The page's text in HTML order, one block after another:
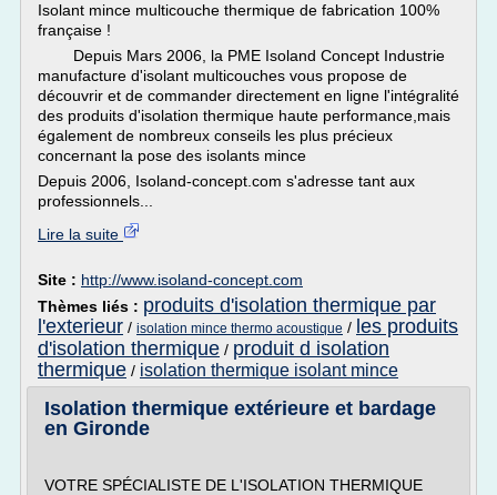
Isolant mince multicouche thermique de fabrication 100%
française !
Depuis Mars 2006, la PME Isoland Concept Industrie
manufacture d'isolant multicouches vous propose de
découvrir et de commander directement en ligne l'intégralité
des produits d'isolation thermique haute performance,mais
également de nombreux conseils les plus précieux
concernant la pose des isolants mince
Depuis 2006, Isoland-concept.com s'adresse tant aux
professionnels...
Lire la suite
Site : http://www.isoland-concept.com
Thèmes liés : produits d'isolation thermique par
l'exterieur / isolation mince thermo acoustique / les produits
d'isolation thermique / produit d isolation
thermique / isolation thermique isolant mince
Isolation thermique extérieure et bardage
en Gironde
VOTRE SPÉCIALISTE DE L'ISOLATION THERMIQUE